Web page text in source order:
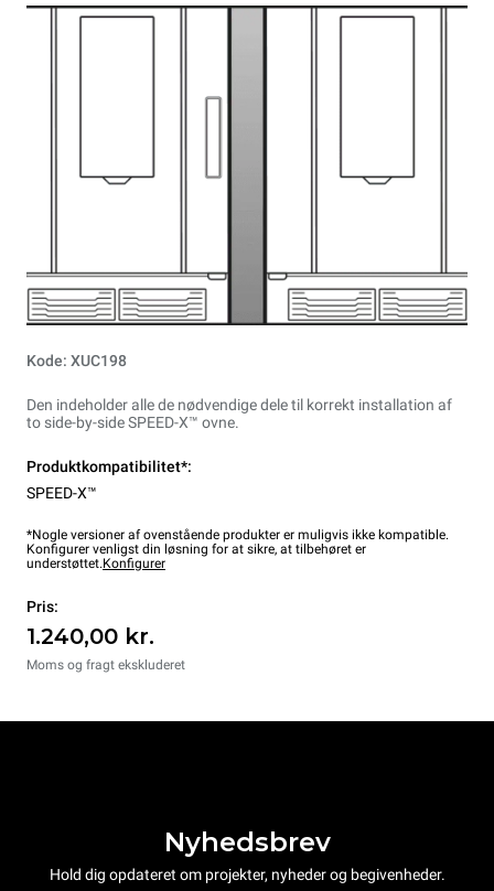
Kode: XUC198
Den indeholder alle de nødvendige dele til korrekt installation af
to side-by-side SPEED-X™ ovne.
Produktkompatibilitet*:
SPEED-X™
*Nogle versioner af ovenstående produkter er muligvis ikke kompatible.
Konfigurer venligst din løsning for at sikre, at tilbehøret er
understøttet.Konfigurer
Pris:
1.240,00 kr.
Moms og fragt ekskluderet
Nyhedsbrev
Hold dig opdateret om projekter, nyheder og begivenheder.